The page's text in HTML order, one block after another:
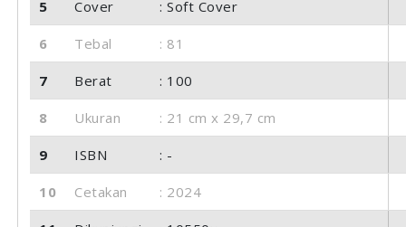
5 Cover : Soft Cover
6 Tebal : 81
7 Berat : 100
8 Ukuran : 21 cm x 29,7 cm
9 ISBN : -
10 Cetakan : 2024